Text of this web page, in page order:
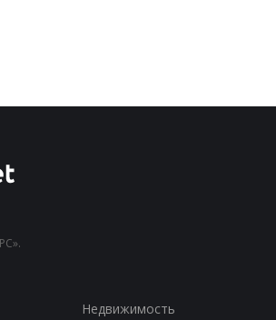
Недвижимость